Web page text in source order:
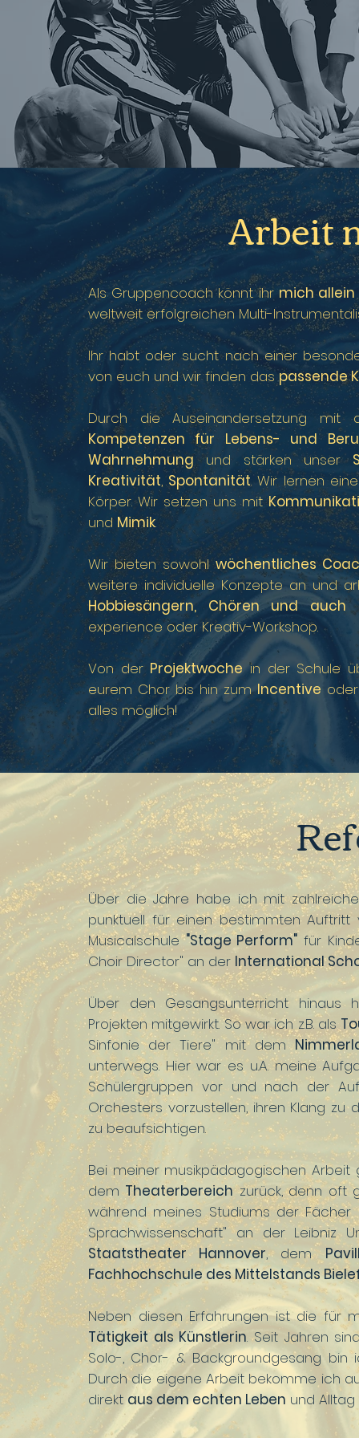
Arbeit
Als Gruppencoach könnt ihr mich allein
weltweit erfolgreichen Multi-
Ihr habt oder sucht nach einer
von euch und wir finden daspassende
Durch die Auseinandersetzung mit
Kompetenzen für Lebens- und
Wahrnehmung und stärken unser
Kreativität, Spontanität. Wir lernen
Körper. Wir setzen uns mit
und Mimik.
Wir bieten sowohlwöchentliches
weitere individuelle Konzepte an und
Hobbiesängern, Chören und auch
experience oder Kreativ-Workshop.
Von der Projektwochein der Schule
eurem Chor bis hin zumIncentive
alles möglich!
Über die Jahre habe ich mit
punktuell für einen bestimmten
Musicalschule"Stage Perform" für
Choir Director" an der International
Über den Gesangsunterricht hinaus
Projekten mitgewirkt. So war ich z.B. als
Sinfonie der Tiere" mit dem
unterwegs. Hier war es u.A. meine
Schülergruppen vor und nach der
Orchesters vorzustellen, ihren Klang
zu beaufsichtigen.
Bei meiner musikpädagogischen
dem Theaterbereichzurück, denn oft
während meines Studiums der Fächer
Sprachwissenschaft" an der Leibniz
Staatstheater Hannover, dem
Fachhochschule des Mittelstands
Neben diesen Erfahrungen ist die für
Tätigkeit als Künstlerin. Seit Jahren
Solo-, Chor- & Backgroundgesang bin
Durch die eigene Arbeit bekomme ich
direkt aus dem echten Leben und